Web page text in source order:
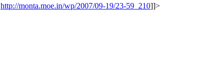
http://monta.moe.in/wp/2007/09-19/23-59_210]]>